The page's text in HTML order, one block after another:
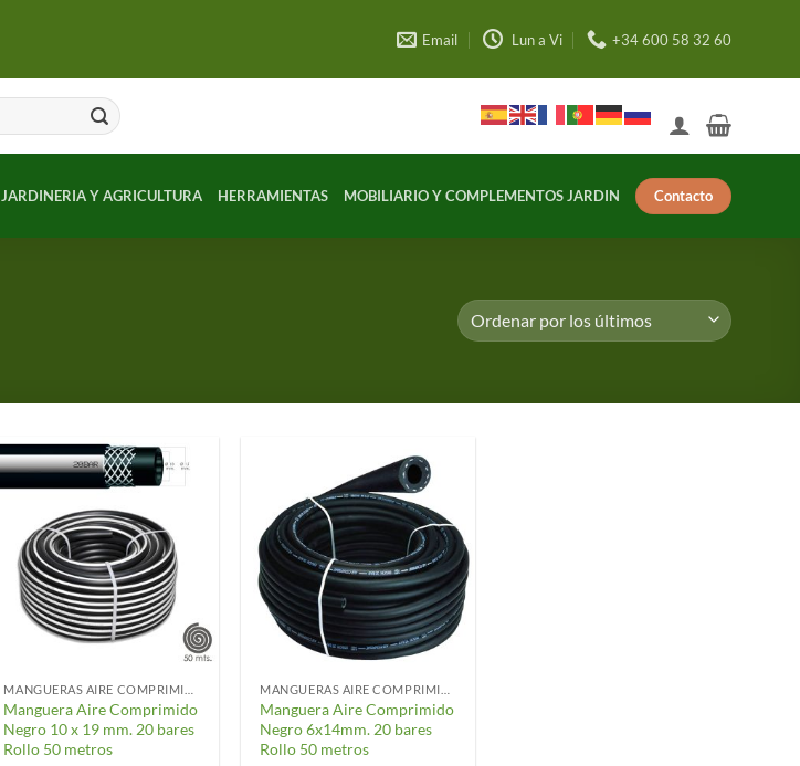
Email Lun a Vi +34 600 58 32 60
JARDINERIA Y AGRICULTURA HERRAMIENTAS MOBILIARIO Y COMPLEMENTOS JARDIN Contacto
Manguera Aire Comprimido
Negro 10 x 19 mm. 20 bares
Rollo 50 metros
Manguera Aire Comprimido
Negro 6x14mm. 20 bares
Rollo 50 metros